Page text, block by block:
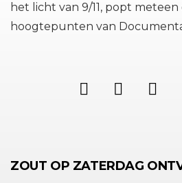
het licht van 9/11, popt meteen
hoogtepunten van Documenta
ZOUT OP ZATERDAG